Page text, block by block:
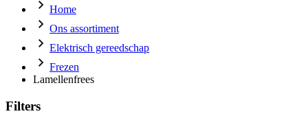
Home
Ons assortiment
Elektrisch gereedschap
Frezen
Lamellenfrees
Filters